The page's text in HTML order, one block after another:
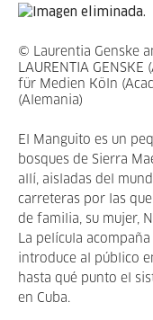
© Laurentia Genske
LAURENTIA
für Medien Köln
(Alemania)
El Manguito es un
bosques de Sierra
allí, aisladas del
carreteras por las
de familia, su mujer,
La película
introduce al público
hasta qué punto el
en Cuba.